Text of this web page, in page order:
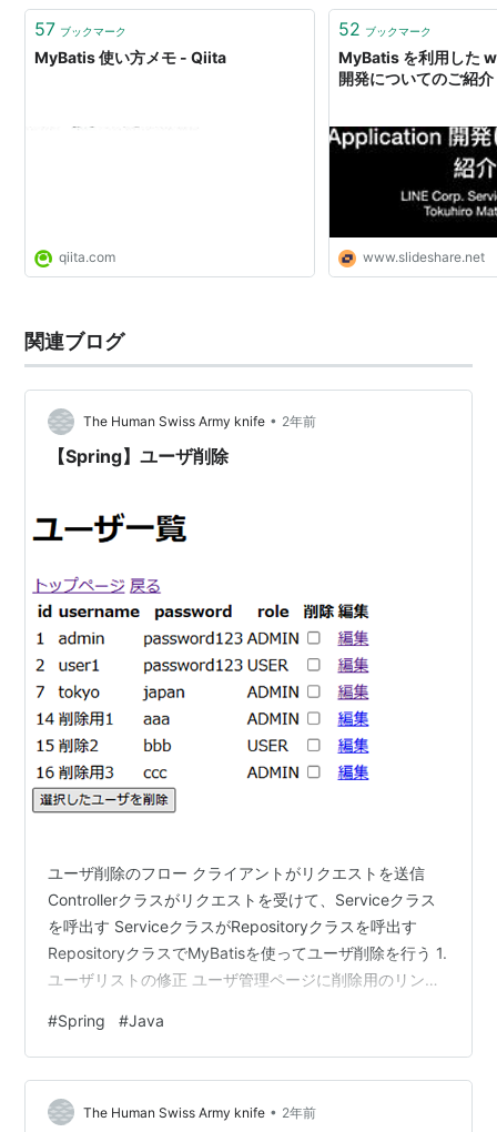
57 ブックマーク
MyBatis 使い方メモ - Qiita
qiita.com
52 ブックマーク
MyBatis を利用した
開発についてのご紹介
www.slideshare.net
関連ブログ
The Human Swiss Army knife • 2年前
【Spring】ユーザ削除
ユーザ削除のフロー クライアントがリクエストを送信
Controllerクラスがリクエストを受けて、Serviceクラス
を呼出す ServiceクラスがRepositoryクラスを呼出す
RepositoryクラスでMyBatisを使ってユーザ削除を行う 1.
ユーザリストの修正 ユーザ管理ページに削除用のリンク
ユーザを選択するほうが使い勝手いいと思ったため、ユ
ーザリスト画面から削除できるように修正する。
<body> <h1 class="mt-3">ユーザ一覧</h1> <!-- フォー
ムで削除リクエストを送信 --> <form actio…
#Spring #Java
The Human Swiss Army knife • 2年前